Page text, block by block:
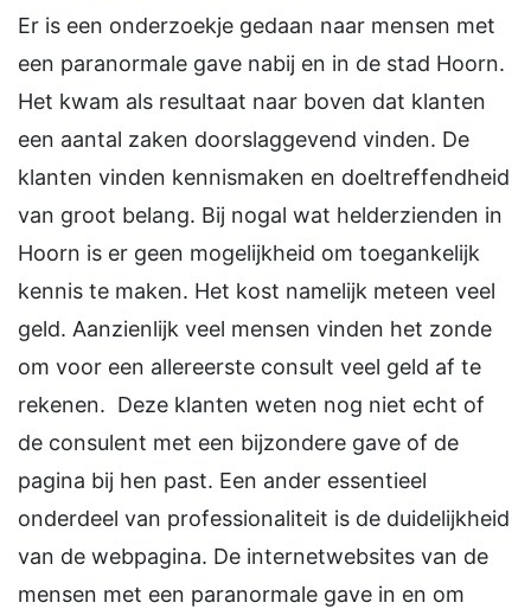
Er is een onderzoekje gedaan naar mensen met
een paranormale gave nabij en in de stad Hoorn.
Het kwam als resultaat naar boven dat klanten
een aantal zaken doorslaggevend vinden. De
klanten vinden kennismaken en doeltreffendheid
van groot belang. Bij nogal wat helderzienden in
Hoorn is er geen mogelijkheid om toegankelijk
kennis te maken. Het kost namelijk meteen veel
geld. Aanzienlijk veel mensen vinden het zonde
om voor een allereerste consult veel geld af te
rekenen. Deze klanten weten nog niet echt of
de consulent met een bijzondere gave of de
pagina bij hen past. Een ander essentieel
onderdeel van professionaliteit is de duidelijkheid
van de webpagina. De internetwebsites van de
mensen met een paranormale gave in en om